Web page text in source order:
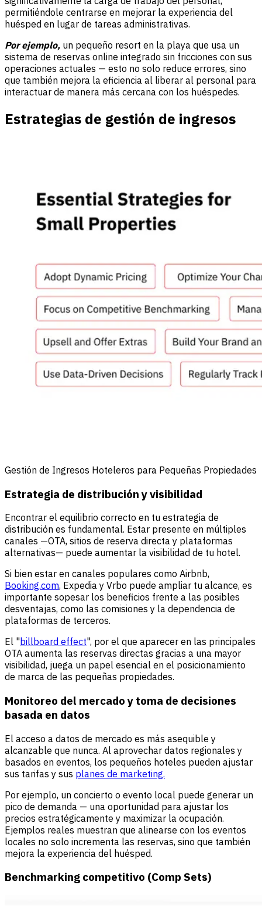
permitiéndole centrarse en mejorar la experiencia del
huésped en lugar de tareas administrativas.
Por ejemplo, un pequeño resort en la playa que usa un
sistema de reservas online integrado sin fricciones con sus
operaciones actuales — esto no solo reduce errores, sino
que también mejora la eficiencia al liberar al personal para
interactuar de manera más cercana con los huéspedes.
Estrategias de gestión de ingresos
Gestión de Ingresos Hoteleros para Pequeñas Propiedades
Estrategia de distribución y visibilidad
Encontrar el equilibrio correcto en tu estrategia de
distribución es fundamental. Estar presente en múltiples
canales —OTA, sitios de reserva directa y plataformas
alternativas— puede aumentar la visibilidad de tu hotel.
Si bien estar en canales populares como Airbnb,
Booking.com, Expedia y Vrbo puede ampliar tu alcance, es
importante sopesar los beneficios frente a las posibles
desventajas, como las comisiones y la dependencia de
plataformas de terceros.
El "billboard effect", por el que aparecer en las principales
OTA aumenta las reservas directas gracias a una mayor
visibilidad, juega un papel esencial en el posicionamiento
de marca de las pequeñas propiedades.
Monitoreo del mercado y toma de decisiones
basada en datos
El acceso a datos de mercado es más asequible y
alcanzable que nunca. Al aprovechar datos regionales y
basados en eventos, los pequeños hoteles pueden ajustar
sus tarifas y sus planes de marketing.
Por ejemplo, un concierto o evento local puede generar un
pico de demanda — una oportunidad para ajustar los
precios estratégicamente y maximizar la ocupación.
Ejemplos reales muestran que alinearse con los eventos
locales no solo incrementa las reservas, sino que también
mejora la experiencia del huésped.
Benchmarking competitivo (Comp Sets)